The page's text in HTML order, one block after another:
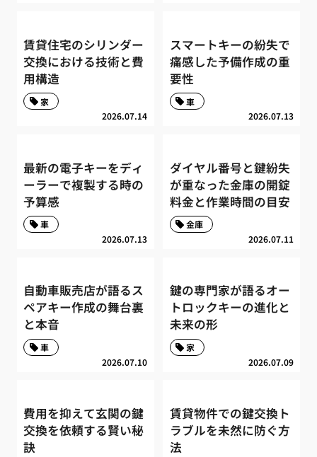
賃貸住宅のシリンダー
交換における技術と費
用構造
2026.07.14
家
スマートキーの紛失で
痛感した予備作成の重
要性
2026.07.13
車
最新の電子キーをディ
ーラーで複製する時の
予算感
2026.07.13
車
ダイヤル番号と鍵紛失
が重なった金庫の開錠
料金と作業時間の目安
2026.07.11
金庫
自動車販売店が語るス
ペアキー作成の舞台裏
と本音
2026.07.10
車
鍵の専門家が語るオー
トロックキーの進化と
未来の形
2026.07.09
家
費用を抑えて玄関の鍵
交換を依頼する賢い秘
訣
賃貸物件での鍵交換ト
ラブルを未然に防ぐ方
法